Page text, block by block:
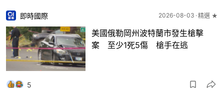
即時國際 2026-08-03 精選 ★
美國俄勒岡州波特蘭市發生槍擊
案 至少1死5傷 槍手在逃
5